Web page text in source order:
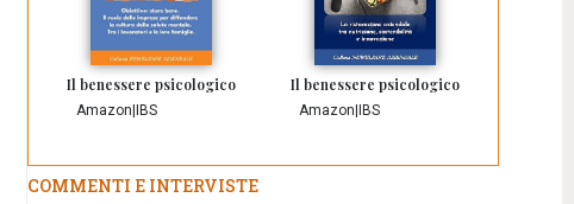
Il benessere psicologico
Amazon IBS
Il benessere psicologico
Amazon IBS
COMMENTI E INTERVISTE